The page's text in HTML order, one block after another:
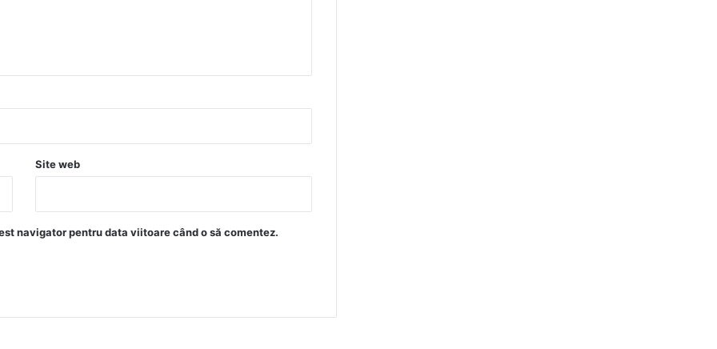
Site web
navigator pentru data viitoare când o să comentez.